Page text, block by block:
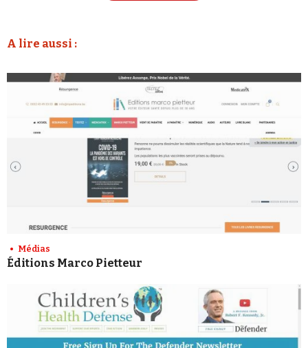
A lire aussi :
Médias
Éditions Marco Pietteur